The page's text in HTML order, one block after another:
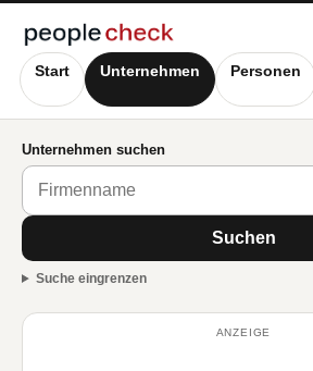
Start Unternehmen Personen
Unternehmen suchen
Suchen
Suche eingrenzen
ANZEIGE